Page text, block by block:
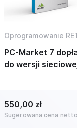
Oprogramowanie
PC-Market 7
do wersji
550,00 zł
Sugerowana cena